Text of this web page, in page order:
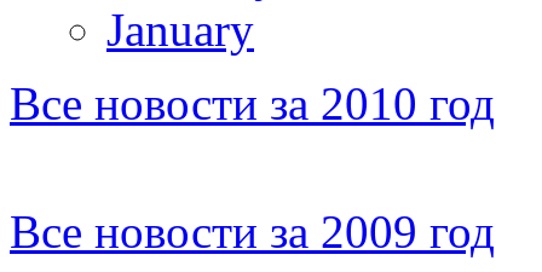
January
Все новости за 2010 год
Все новости за 2009 год